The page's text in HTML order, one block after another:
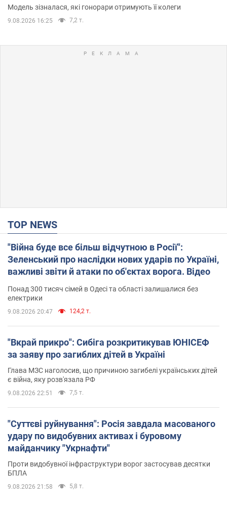
Модель зізналася, які гонорари отримують її колеги
9.08.2026 16:25 7,2 т.
TOP NEWS
"Війна буде все більш відчутною в Росії":
Зеленський про наслідки нових ударів по Україні,
важливі звіти й атаки по об'єктах ворога. Відео
Понад 300 тисяч сімей в Одесі та області залишалися без
електрики
9.08.2026 20:47 124,2 т.
"Вкрай прикро": Сибіга розкритикував ЮНІСЕФ
за заяву про загиблих дітей в Україні
Глава МЗС наголосив, що причиною загибелі українських дітей
є війна, яку розв'язала РФ
9.08.2026 22:51 7,5 т.
"Суттєві руйнування": Росія завдала масованого
удару по видобувних активах і буровому
майданчику "Укрнафти"
Проти видобувної інфраструктури ворог застосував десятки
БПЛА
9.08.2026 21:58 5,8 т.